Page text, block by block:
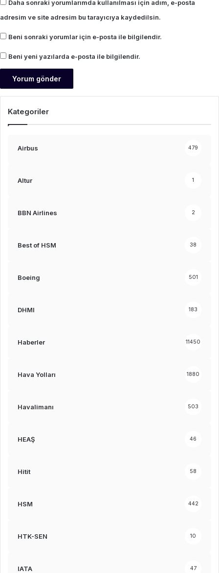
Daha sonraki yorumlarımda kullanılması için adım, e-posta
adresim ve site adresim bu tarayıcıya kaydedilsin.
Beni sonraki yorumlar için e-posta ile bilgilendir.
Beni yeni yazılarda e-posta ile bilgilendir.
Kategoriler
Airbus 479
Altur 1
BBN Airlines 2
Best of HSM 38
Boeing 501
DHMI 183
Haberler 11450
Hava Yolları 1880
Havalimanı 503
HEAŞ 46
Hitit 58
HSM 442
HTK-SEN 10
IATA 47